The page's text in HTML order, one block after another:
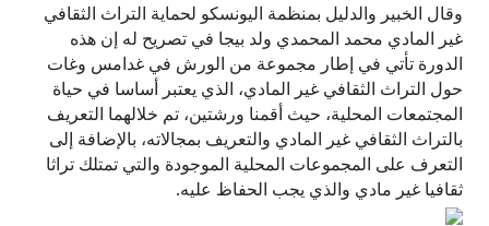
وقال الخبير والدليل بمنظمة اليونسكو لحماية التراث الثقافي
غير المادي محمد المحمدي ولد بيجا في تصريح له إن هذه
الدورة تأتي في إطار مجموعة من الورش في غدامس وغات
حول التراث الثقافي غير المادي، الذي يعتبر أساسا في حياة
المجتمعات المحلية، حيث أقمنا ورشتين، تم خلالهما التعريف
بالتراث الثقافي غير المادي والتعريف بمجالاته، بالإضافة إلى
التعرف على المجموعات المحلية الموجودة والتي تمتلك تراثا
ثقافيا غير مادي والذي يجب الحفاظ عليه.